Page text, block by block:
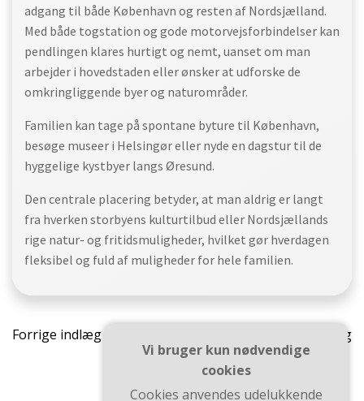
adgang til både København og resten af Nordsjælland.
Med både togstation og gode motorvejsforbindelser kan
pendlingen klares hurtigt og nemt, uanset om man
arbejder i hovedstaden eller ønsker at udforske de
omkringliggende byer og naturområder.
Familien kan tage på spontane byture til København,
besøge museer i Helsingør eller nyde en dagstur til de
hyggelige kystbyer langs Øresund.
Den centrale placering betyder, at man aldrig er langt
fra hverken storbyens kulturtilbud eller Nordsjællands
rige natur- og fritidsmuligheder, hvilket gør hverdagen
fleksibel og fuld af muligheder for hele familien.
Indlægsnavigation
Forrige indlæg
Næste indlæg
Vi bruger kun nødvendige
cookies
Cookies anvendes udelukkende